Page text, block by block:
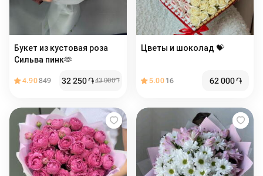
Букет из кустовая роза
Сильва пинк🫶
4.90849 32 250֏43 000֏
Цветы и шоколад 💝
5.00 16 62 000֏